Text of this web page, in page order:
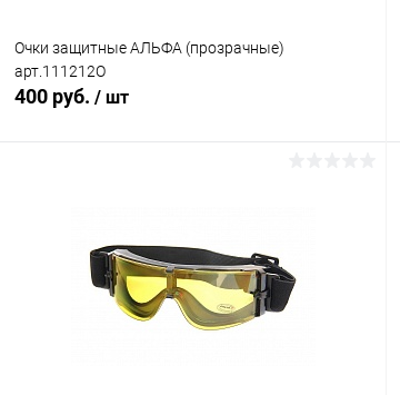
Очки защитные АЛЬФА (прозрачные)
арт.111212О
400 руб. / шт
Купить в 1 клик
В избранное В наличии